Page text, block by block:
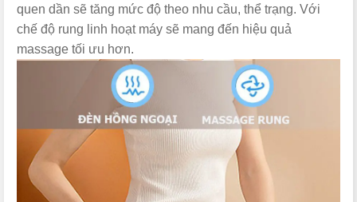
quen dần sẽ tăng mức độ theo nhu cầu, thể trạng. Với
chế độ rung linh hoạt máy sẽ mang đến hiệu quả
massage tối ưu hơn.